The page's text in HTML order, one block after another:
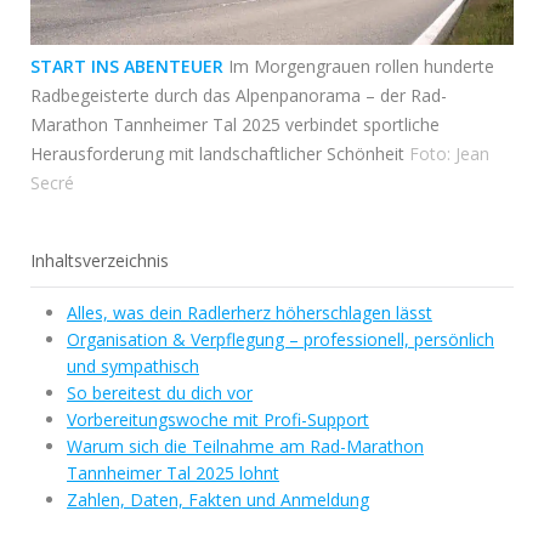
START INS ABENTEUER Im Morgengrauen rollen hunderte
Radbegeisterte durch das Alpenpanorama – der Rad-
Marathon Tannheimer Tal 2025 verbindet sportliche
Herausforderung mit landschaftlicher Schönheit Foto: Jean
Secré
Inhaltsverzeichnis
Alles, was dein Radlerherz höherschlagen lässt
Organisation & Verpflegung – professionell, persönlich
und sympathisch
So bereitest du dich vor
Vorbereitungswoche mit Profi-Support
Warum sich die Teilnahme am Rad-Marathon
Tannheimer Tal 2025 lohnt
Zahlen, Daten, Fakten und Anmeldung